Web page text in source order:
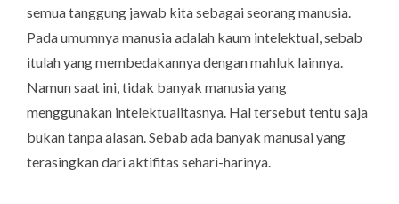
semua tanggung jawab kita sebagai seorang manusia.
Pada umumnya manusia adalah kaum intelektual, sebab
itulah yang membedakannya dengan mahluk lainnya.
Namun saat ini, tidak banyak manusia yang
menggunakan intelektualitasnya. Hal tersebut tentu saja
bukan tanpa alasan. Sebab ada banyak manusai yang
terasingkan dari aktifitas sehari-harinya.